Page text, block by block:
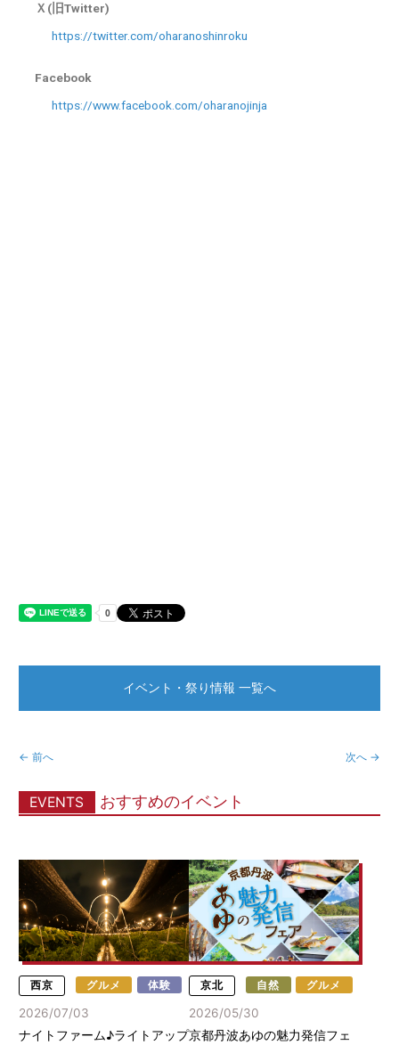
Ｘ(旧Twitter)
https://twitter.com/oharanoshinroku
Facebook
https://www.facebook.com/oharanojinja
← 前へ 次へ →
イベント・祭り情報 一覧へ
EVENTS おすすめのイベント
西京 グルメ 体験
2026/07/03
ナイトファーム♪ライトアップ
京北 自然 グルメ
2026/05/30
京都丹波あゆの魅力発信フェ